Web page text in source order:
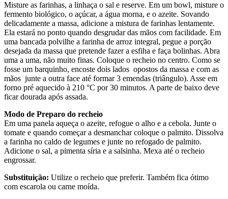
Misture as farinhas, a linhaça o sal e reserve. Em um bowl, misture o
fermento biológico, o açúcar, a água morna, e o azeite​. Sovando
delicadamente a massa, adicione a mistura de farinhas lentamente. ​
Ela ​estará no ponto quando desgrudar das mãos com facilidade. Em
uma bancada polvilhe a farinha de arroz integral, pegue a porção
desejada da massa que pretende fazer a esfiha e faça bolinhas. Abra
uma a uma, não muito finas. Coloque o recheio no centro. Como se
fosse um barquinho, encoste dois lados opostos da massa e com as
mãos junte a outra face até formar 3 emendas (triângulo). Asse em
forno pré aquecido à 210 °C por 30 minutos. A parte de baixo deve
ficar dourada após assada.
Modo de Preparo do recheio
Em uma panela aqueça o azeite, refogue o alho e a cebola. Junte o
tomate e quando começar a desmanchar coloque o palmito. Dissolva
a farinha no caldo de legumes e junte no refogado de palmito.
Adicione o sal, a pimenta síria e a salsinha. Mexa até o recheio
engrossar.
Substituição: Utilize o recheio que preferir. Também fica ótimo
com escarola ou carne moída.